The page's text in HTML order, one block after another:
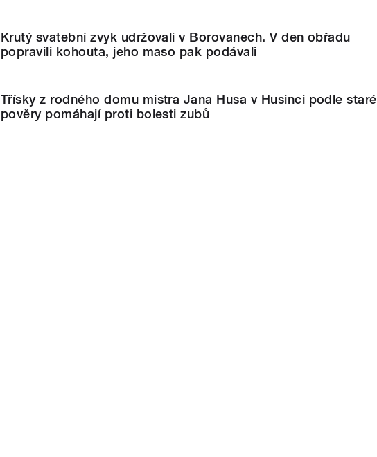
Krutý svatební zvyk udržovali v Borovanech. V den obřadu
popravili kohouta, jeho maso pak podávali
Třísky z rodného domu mistra Jana Husa v Husinci podle staré
pověry pomáhají proti bolesti zubů